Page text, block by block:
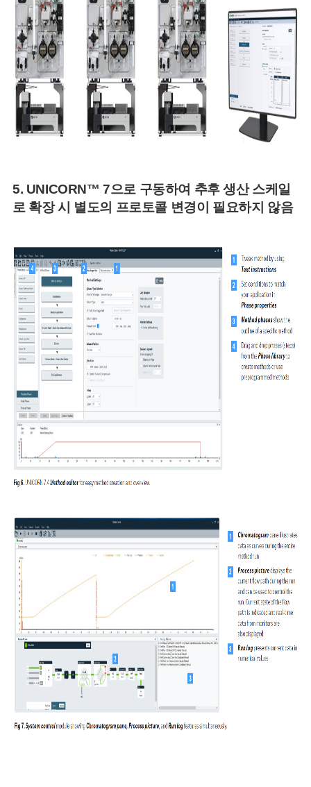
5. UNICORN™ 7으로 구동하여 추후 생산 스케일
로 확장 시 별도의 프로토콜 변경이 필요하지 않음